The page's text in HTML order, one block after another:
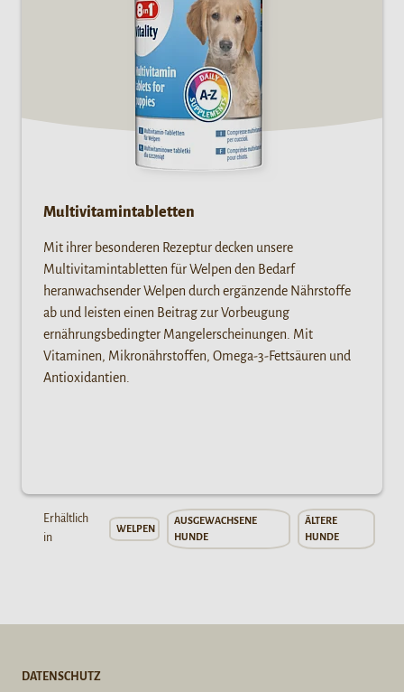
Multivitamintabletten
Mit ihrer besonderen Rezeptur decken unsere
Multivitamintabletten für Welpen den Bedarf
heranwachsender Welpen durch ergänzende Nährstoffe
ab und leisten einen Beitrag zur Vorbeugung
ernährungsbedingter Mangelerscheinungen. Mit
Vitaminen, Mikronährstoffen, Omega-3-Fettsäuren und
Antioxidantien.
Erhältlich
in
WELPEN
AUSGEWACHSENE
HUNDE
ÄLTERE
HUNDE
DATENSCHUTZ